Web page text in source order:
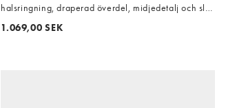
halsringning, draperad överdel, midjedetalj och slits
i sidan i orange
1.069,00 SEK